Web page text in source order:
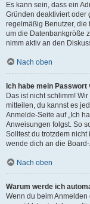
Es kann sein, dass ein
Gründen deaktiviert oder
regelmäßig Benutzer,
um die Datenbankgröße
nimm aktiv an den
Nach oben
Ich habe mein
Das ist nicht schlimm!
mitteilen, du kannst es
Anmelde-Seite auf „Ich
Anweisungen folgst. So
Solltest du trotzdem
wende dich an die
Nach oben
Warum werde ich
Wenn du beim Anmelden